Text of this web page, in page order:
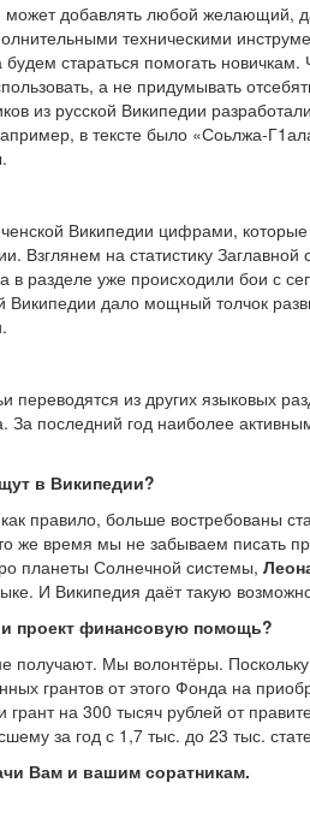
добавлять любой желающий,
техническими
стараться помогать
а не придумывать
из русской Википедии
в тексте было «Соьлжа-
Википедии цифрами, которые
Взглянем на статистику
разделе уже происходили бои с
дало мощный толчок
переводятся из других языковых
последний год наиболее
в Википедии?
правило, больше востребованы
же время мы не забываем
планеты Солнечной системы,
И Википедия даёт такую
проект финансовую помощь?
получают. Мы волонтёры.
грантов от этого Фонда на
грант на 300 тысяч рублей от
за год с 1,7 тыс. до 23 тыс.
Вам и вашим соратникам.